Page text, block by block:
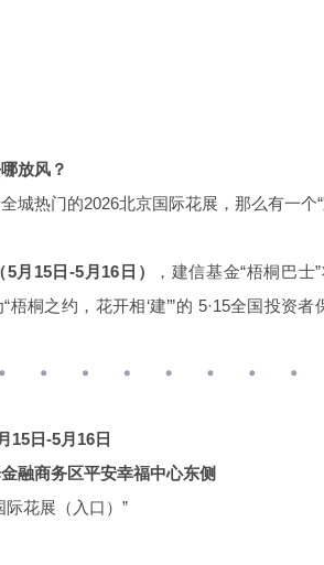
放风？
城热门的2026北京国际花展，那么有一个
月15日-5月16日）
，建信基金“梧桐巴士
梧桐之约，花开相‘建’”的 5·15全国投资
15日-5月16日
融商务区平安幸福中心东侧
际花展（入口）”